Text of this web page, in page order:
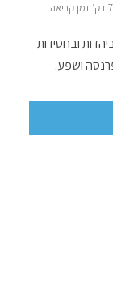
7 דק׳ זמן קריאה
ובחסידות
ושפע.